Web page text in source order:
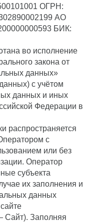
ОГРН:
АО
БИК:
во исполнение
закона от
данных»
с учётом
данных и иных
Федерации в
распространяется
с
или без
Оператор
субъекта
их заполнения и
данных
Заполняя